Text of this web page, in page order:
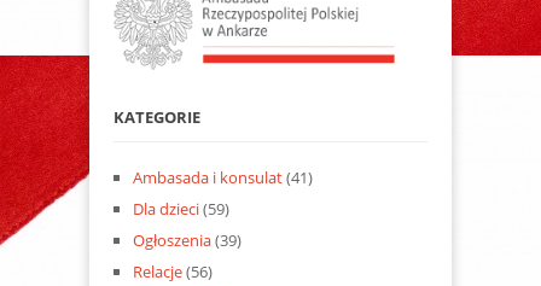
KATEGORIE
Ambasada i konsulat(41)
Dla dzieci(59)
Ogłoszenia(39)
Relacje(56)